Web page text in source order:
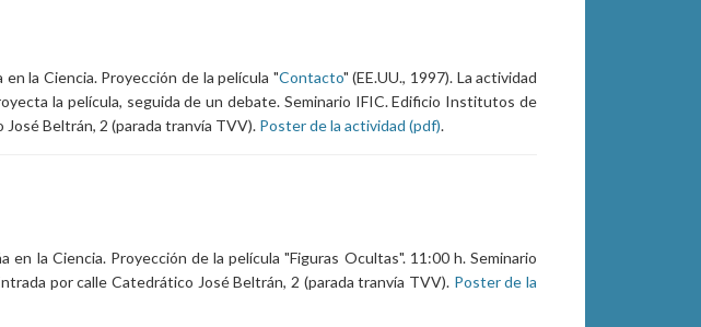
la Ciencia. Proyección de la película "Contacto" (EE.UU., 1997). La actividad
la película, seguida de un debate. Seminario IFIC. Edificio Institutos de
Beltrán, 2 (parada tranvía TVV). Poster de la actividad (pdf).
la Ciencia. Proyección de la película "Figuras Ocultas". 11:00 h. Seminario
por calle Catedrático José Beltrán, 2 (parada tranvía TVV). Poster de la